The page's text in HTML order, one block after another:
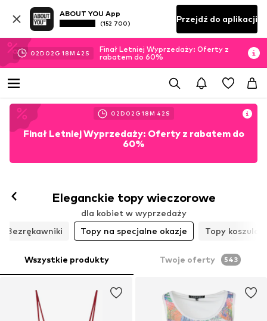
ABOUT YOU App
(152 700) Przejdź do aplikacji
02D 02 G 18M 39 S
Finał Letniej Wyprzedaży: Oferty z
rabatem do 60%
02D 02 G18M 39 S
Finał Letniej Wyprzedaży: Oferty z rabatem do
60%
Eleganckie topy wieczorowe
dla kobiet w wyprzedaży
Bezrękawniki
Topy na specjalne okazje Topy
Wszystkie produkty Twoje oferty 543